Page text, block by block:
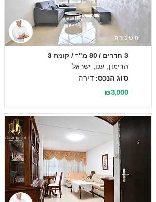
השכרה
3 חדרים / 80 מ"ר / קומה 3
הרימון, עכו, ישראל
דירה סוג הנכס:
₪3,000